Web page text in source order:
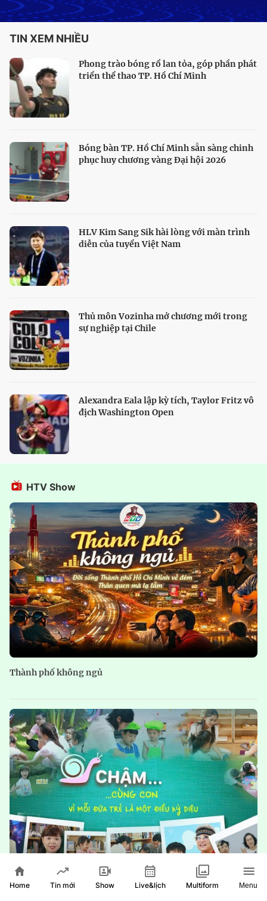
TIN XEM NHIỀU
Phong trào bóng rổ lan tỏa, góp phần phát
triển thể thao TP. Hồ Chí Minh
Bóng bàn TP. Hồ Chí Minh sẵn sàng chinh
phục huy chương vàng Đại hội 2026
HLV Kim Sang Sik hài lòng với màn trình
diễn của tuyển Việt Nam
Thủ môn Vozinha mở chương mới trong
sự nghiệp tại Chile
Alexandra Eala lập kỳ tích, Taylor Fritz vô
địch Washington Open
HTV Show
Thành phố không ngủ
Chậm
Home Tin mới Show Live&lịch Multiform Menu